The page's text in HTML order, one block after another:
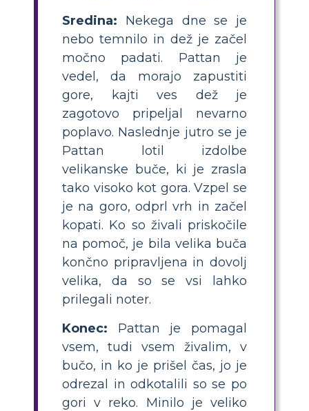
Sredina: Nekega dne se je
nebo temnilo in dež je začel
močno padati. Pattan je
vedel, da morajo zapustiti
gore, kajti ves dež je
zagotovo pripeljal nevarno
poplavo. Naslednje jutro se je
Pattan lotil izdolbe
velikanske buče, ki je zrasla
tako visoko kot gora. Vzpel se
je na goro, odprl vrh in začel
kopati. Ko so živali priskočile
na pomoč, je bila velika buča
končno pripravljena in dovolj
velika, da so se vsi lahko
prilegali noter.
Konec: Pattan je pomagal
vsem, tudi vsem živalim, v
bučo, in ko je prišel čas, jo je
odrezal in odkotalili so se po
gori v reko. Minilo je veliko